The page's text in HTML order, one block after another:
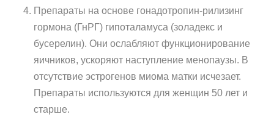
Препараты на основе гонадотропин-рилизинг
гормона (ГнРГ) гипоталамуса (золадекс и
бусерелин). Они ослабляют функционирование
яичников, ускоряют наступление менопаузы. В
отсутствие эстрогенов миома матки исчезает.
Препараты используются для женщин 50 лет и
старше.